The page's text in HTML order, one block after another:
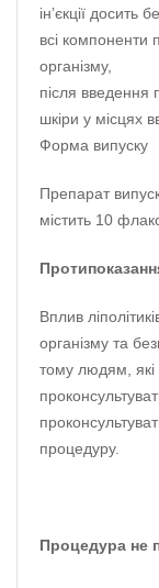
ін’єкції досить
всі компоненти
організму,
після введення
шкіри у місцях
Форма випуску
Препарат
містить 10
Вплив
організму та
тому людям, які
процедуру.
Процедура не